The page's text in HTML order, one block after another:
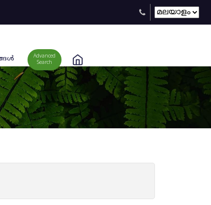
Advanced
Search